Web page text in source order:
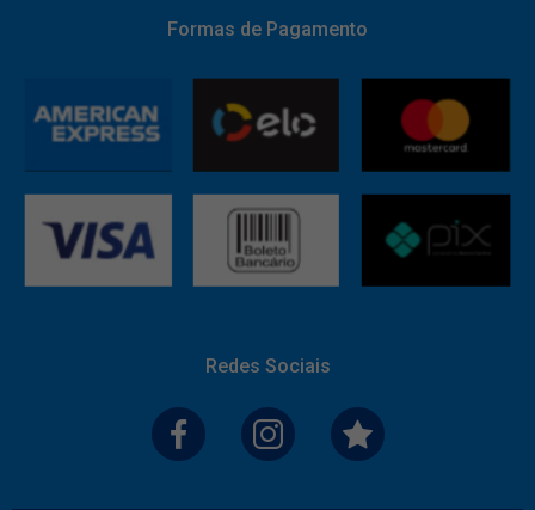
Formas de Pagamento
Redes Sociais